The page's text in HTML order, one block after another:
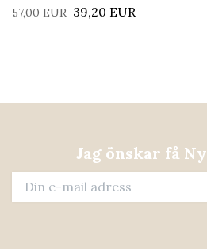
57,00 EUR 39,20 EUR
Jag önskar få